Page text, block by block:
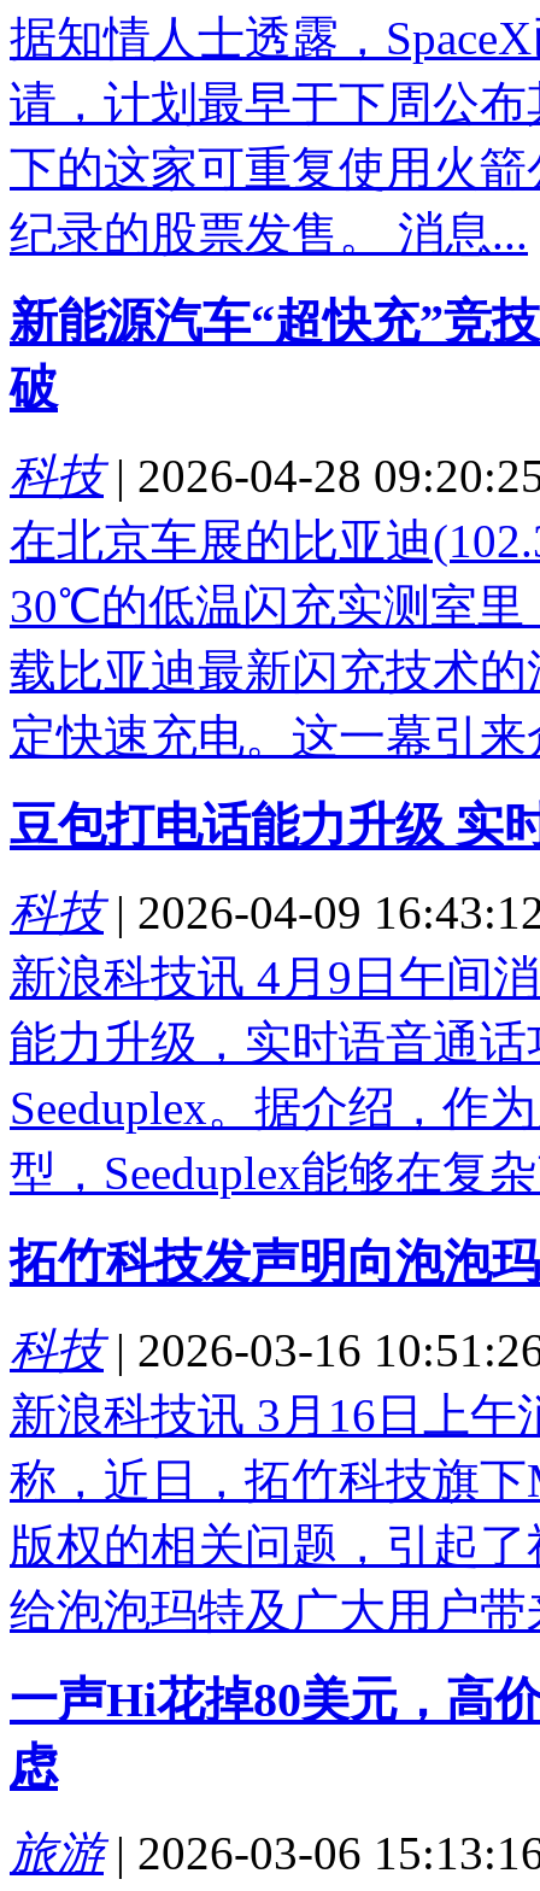
据知情人士透露，
请，计划最早于下周公
下的这家可重复使用火
纪录的股票发售。 消息...
新能源汽车“超快充”竞
破
科技| 2026-04-28
在北京车展的比亚迪
30℃的低温闪充实测室里
载比亚迪最新闪充技术
定快速充电。这一幕引来
豆包打电话能力升级 实
科技| 2026-04-09
新浪科技讯 4月9日午间
能力升级，实时语音通
Seeduplex。据介绍，作
型，Seeduplex能够在复
拓竹科技发声明向泡泡
科技| 2026-03-16
新浪科技讯 3月16日上
称，近日，拓竹科技旗
版权的相关问题，引起
给泡泡玛特及广大用户带
一声Hi花掉80美元，高
虑
旅游| 2026-03-06